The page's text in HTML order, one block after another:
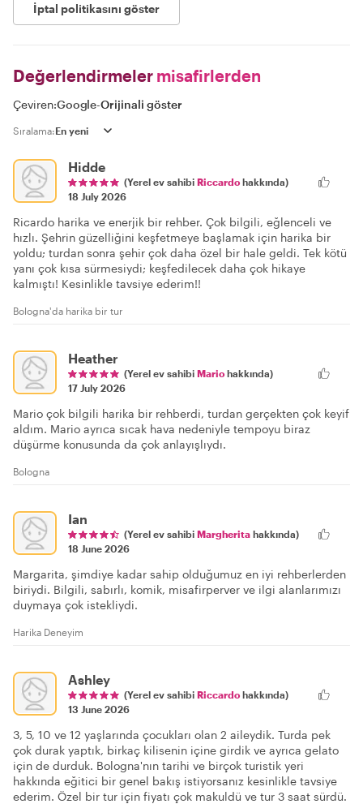
İptal politikasını göster
Değerlendirmeler misafirlerden
Çeviren:Google-Orijinali göster
Sıralama:
Hidde
(Yerel ev sahibi Riccardo hakkında)
18 July 2026
Ricardo harika ve enerjik bir rehber. Çok bilgili, eğlenceli ve
hızlı. Şehrin güzelliğini keşfetmeye başlamak için harika bir
yoldu; turdan sonra şehir çok daha özel bir hale geldi. Tek kötü
yanı çok kısa sürmesiydi; keşfedilecek daha çok hikaye
kalmıştı! Kesinlikle tavsiye ederim!!
Bologna'da harika bir tur
Heather
(Yerel ev sahibi Mario hakkında)
17 July 2026
Mario çok bilgili harika bir rehberdi, turdan gerçekten çok keyif
aldım. Mario ayrıca sıcak hava nedeniyle tempoyu biraz
düşürme konusunda da çok anlayışlıydı.
Bologna
Ian
(Yerel ev sahibi Margherita hakkında)
18 June 2026
Margarita, şimdiye kadar sahip olduğumuz en iyi rehberlerden
biriydi. Bilgili, sabırlı, komik, misafirperver ve ilgi alanlarımızı
duymaya çok istekliydi.
Harika Deneyim
Ashley
(Yerel ev sahibi Riccardo hakkında)
13 June 2026
3, 5, 10 ve 12 yaşlarında çocukları olan 2 aileydik. Turda pek
çok durak yaptık, birkaç kilisenin içine girdik ve ayrıca gelato
için de durduk. Bologna'nın tarihi ve birçok turistik yeri
hakkında eğitici bir genel bakış istiyorsanız kesinlikle tavsiye
ederim. Özel bir tur için fiyatı çok makuldü ve tur 3 saat sürdü.